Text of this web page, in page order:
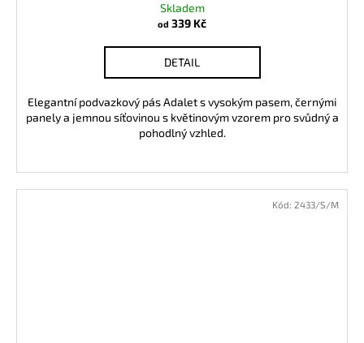
Skladem
od 339 Kč
DETAIL
Elegantní podvazkový pás Adalet s vysokým pasem, černými
panely a jemnou síťovinou s květinovým vzorem pro svůdný a
pohodlný vzhled.
Kód: 2433/S/M